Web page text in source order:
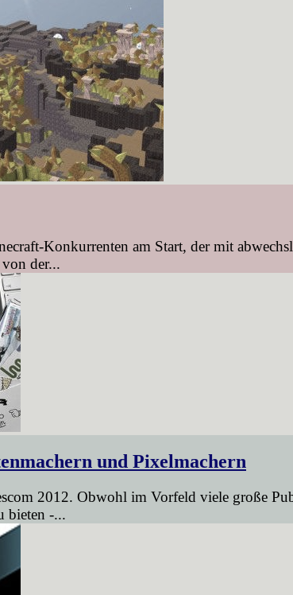
Konkurrenten am Start, der mit
der...
und Pixelmachern
2012. Obwohl im Vorfeld viele große
bieten -...